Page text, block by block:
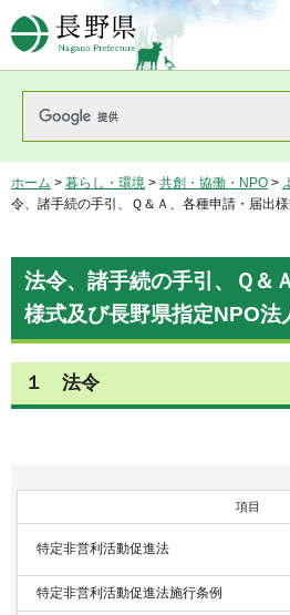
長野県Nagano
ホーム > 暮らし・環境 > 共創・協働・NPO >
令、諸手続の手引、Ｑ＆Ａ、各種申請・届出
法令、諸手続の手引、Ｑ＆
様式及び長野県指定NPO法
１ 法令
項目
特定非営利活動促進法
特定非営利活動促進法施行条例